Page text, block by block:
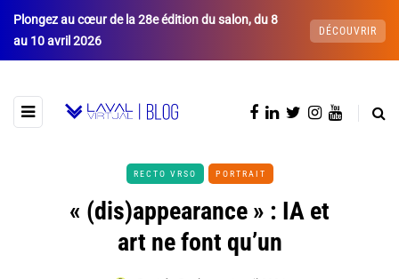
Plongez au cœur de la 28e édition du salon, du 8
au 10 avril 2026
DÉCOUVRIR
RECTO VRSO PORTRAIT
« (dis)appearance » : IA et
art ne font qu’un